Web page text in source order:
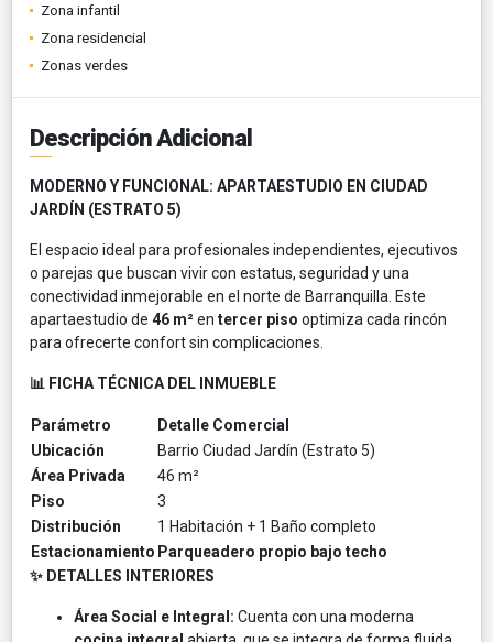
Zona infantil
Zona residencial
Zonas verdes
Descripción Adicional
MODERNO Y FUNCIONAL: APARTAESTUDIO EN CIUDAD
JARDÍN (ESTRATO 5)
El espacio ideal para profesionales independientes, ejecutivos
o parejas que buscan vivir con estatus, seguridad y una
conectividad inmejorable en el norte de Barranquilla. Este
apartaestudio de 46 m²en tercer piso optimiza cada rincón
para ofrecerte confort sin complicaciones.
📊 FICHA TÉCNICA DEL INMUEBLE
Parámetro
Detalle Comercial
Ubicación
Barrio Ciudad Jardín (Estrato 5)
Área Privada
46 m²
Piso
3
Distribución
1 Habitación + 1 Baño completo
Estacionamiento Parqueadero propio bajo techo
✨ DETALLES INTERIORES
Área Social e Integral: Cuenta con una moderna